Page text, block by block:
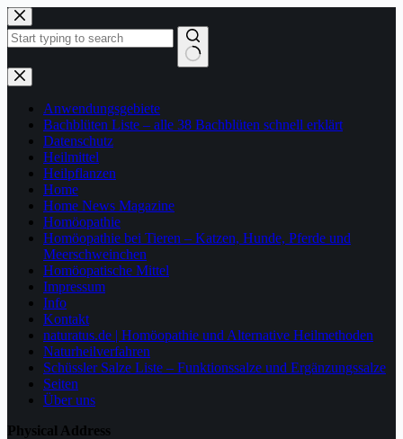
Zum
Inhalt
springen
Keine
Ergebnisse
Anwendungsgebiete
Bachblüten Liste – alle 38 Bachblüten schnell erklärt
Datenschutz
Heilmittel
Heilpflanzen
Home
Home News Magazine
Homöopathie
Homöopathie bei Tieren – Katzen, Hunde, Pferde und
Meerschweinchen
Homöopatische Mittel
Impressum
Info
Kontakt
naturatus.de | Homöopathie und Alternative Heilmethoden
Naturheilverfahren
Schüssler Salze Liste – Funktionssalze und Ergänzungssalze
Seiten
Über uns
Physical Address